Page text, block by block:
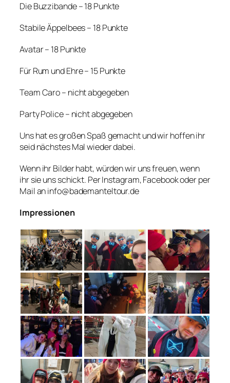
Die Buzzibande – 18 Punkte
Stabile Äppelbees – 18 Punkte
Avatar – 18 Punkte
Für Rum und Ehre – 15 Punkte
Team Caro – nicht abgegeben
Party Police – nicht abgegeben
Uns hat es großen Spaß gemacht und wir hoffen ihr
seid nächstes Mal wieder dabei.
Wenn ihr Bilder habt, würden wir uns freuen, wenn
ihr sie uns schickt. Per Instagram, Facebook oder per
Mail an info@bademanteltour.de
Impressionen